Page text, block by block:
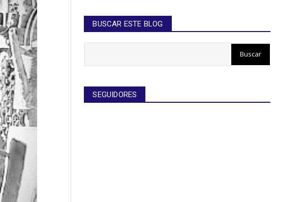
BUSCAR ESTE BLOG
SEGUIDORES